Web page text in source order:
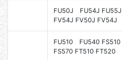
FU50J FU54J FU55J
FV54J FV50J FV54J
FU510 FU540 FS510
FS570 FT510 FT520